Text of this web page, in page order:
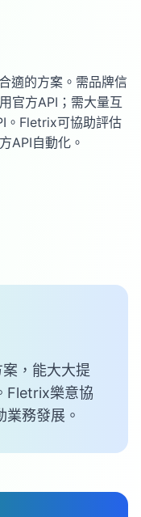
適的方案。需品牌信
官方API；需大量互
。Fletrix可協助評估
API自動化。
，能大大提
Fletrix樂意協
務發展。